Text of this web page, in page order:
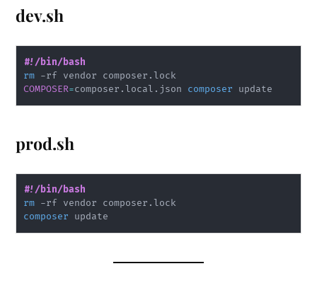
dev.sh
#!/bin/bash
rm
COMPOSER=composer.local.json composer
prod.sh
#!/bin/bash
rm
composer